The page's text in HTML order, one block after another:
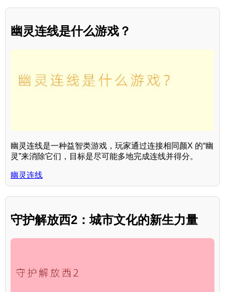
幽灵连线是什么游戏？
幽灵连线是一种益智类游戏，玩家通过连接相同颜X 的“幽
灵”来消除它们，目标是尽可能多地完成连线并得分。
幽灵连线
守护解放西2：城市文化的新生力量